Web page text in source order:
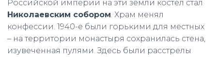
Российской империи на эти земли костел стал
Николаевским собором . Храм менял
конфессии. 1940-е были горькими для местных
– на территории монастыря сохранилась стена,
изувеченная пулями. Здесь были расстрелы